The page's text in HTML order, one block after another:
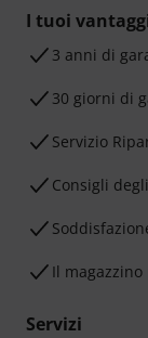
I tuoi
3 anni di
30 giorni di
Servizio
Consigli
Il
Servizi